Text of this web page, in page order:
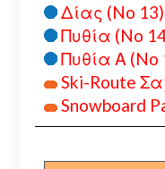
Δίας (No
Πυθία (No
Πυθία Α (No
Ski-Route
Snowboard